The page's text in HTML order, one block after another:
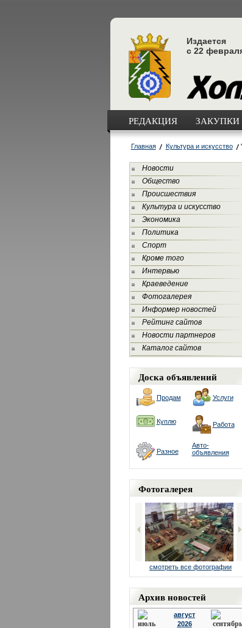
Издается
с 22
РЕДАКЦИЯ ЗАКУПКИ
Главная Культура и искусство
Новости
Общество
Происшествия
Культура и искусство
Экономика
Политика
Спорт
Кроме того
Интервью
Краеведение
Фотогалерея
Информер новостей
Рейтинг сайтов
Новости партнеров
Каталог сайтов
Доска объявлений
Продам Услуги
Куплю Работа
Разное
Авто-
объявления
Фотогалерея
смотреть все фотографии
Архив новостей
август
2026